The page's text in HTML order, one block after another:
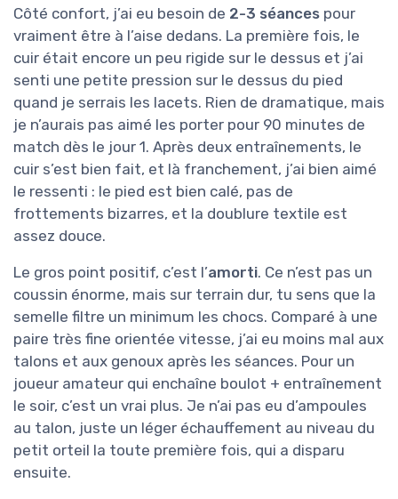
Côté confort, j’ai eu besoin de 2-3 séances pour
vraiment être à l’aise dedans. La première fois, le
cuir était encore un peu rigide sur le dessus et j’ai
senti une petite pression sur le dessus du pied
quand je serrais les lacets. Rien de dramatique, mais
je n’aurais pas aimé les porter pour 90 minutes de
match dès le jour 1. Après deux entraînements, le
cuir s’est bien fait, et là franchement, j’ai bien aimé
le ressenti : le pied est bien calé, pas de
frottements bizarres, et la doublure textile est
assez douce.
Le gros point positif, c’est l’amorti. Ce n’est pas un
coussin énorme, mais sur terrain dur, tu sens que la
semelle filtre un minimum les chocs. Comparé à une
paire très fine orientée vitesse, j’ai eu moins mal aux
talons et aux genoux après les séances. Pour un
joueur amateur qui enchaîne boulot + entraînement
le soir, c’est un vrai plus. Je n’ai pas eu d’ampoules
au talon, juste un léger échauffement au niveau du
petit orteil la toute première fois, qui a disparu
ensuite.